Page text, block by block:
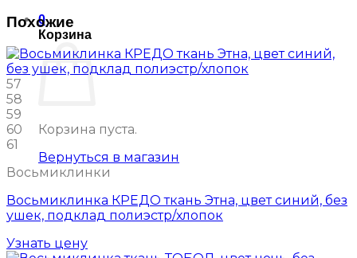
0
Корзина
Корзина пуста.
Вернуться в магазин
Похожие
57
58
59
60
61
Восьмиклинки
Восьмиклинка КРЕДО ткань Этна, цвет синий, без
ушек, подклад полиэстр/хлопок
Узнать цену